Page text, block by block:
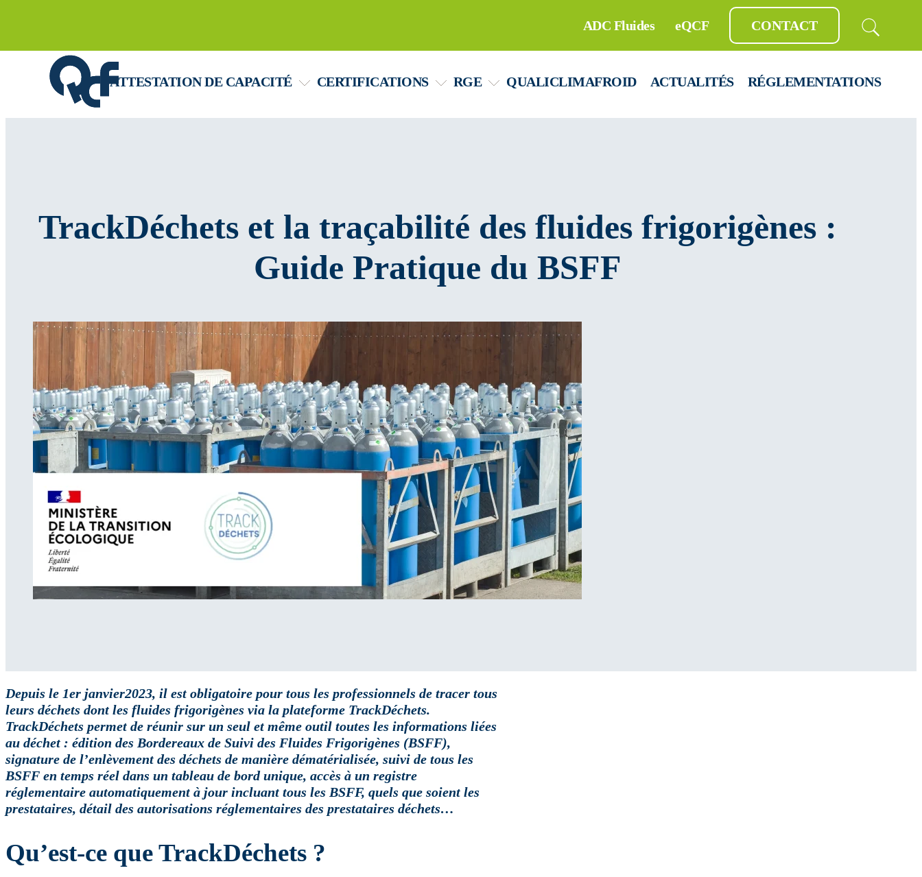
Passer au contenu principal
Passer au pied de pageATTESTATION DE CAPACITÉ CERTIFICATIONS RGE QUALICLIMAFROID ACTUALITÉS RÉGLEMENTATIONS
ADC Fluides eQCF CONTACT
TrackDéchets et la traçabilité des fluides frigorigènes :
Guide Pratique du BSFF
Depuis le 1er janvier2023, il est obligatoire pour tous les professionnels de tracer tous
leurs déchets dont les fluides frigorigènes via la plateforme TrackDéchets.
TrackDéchets permet de réunir sur un seul et même outil toutes les informations liées
au déchet : édition des Bordereaux de Suivi des Fluides Frigorigènes (BSFF),
signature de l’enlèvement des déchets de manière dématérialisée, suivi de tous les
BSFF en temps réel dans un tableau de bord unique, accès à un registre
réglementaire automatiquement à jour incluant tous les BSFF, quels que soient les
prestataires, détail des autorisations réglementaires des prestataires déchets…
Qu’est-ce que TrackDéchets ?